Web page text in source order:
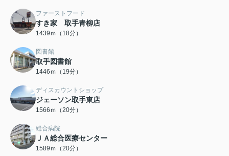
ファーストフード
すき家 取手青柳店
1439ｍ（18分）
図書館
取手図書館
1446ｍ（19分）
ディスカウントショップ
ジェーソン取手東店
1566ｍ（20分）
総合病院
ＪＡ総合医療センター
1589ｍ（20分）